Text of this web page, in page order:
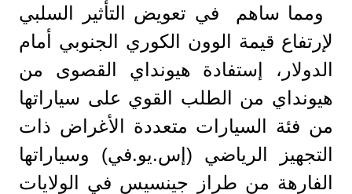
ومما ساهم في تعويض التأثير السلبي
لإرتفاع قيمة الوون الكوري الجنوبي أمام
الدولار، إستفادة هيونداي القصوى من
هيونداي من الطلب القوي على سياراتها
من فئة السيارات متعددة الأغراض ذات
التجهيز الرياضي (إس.يو.في) وسياراتها
الفارهة من طراز جينسيس في الولايات